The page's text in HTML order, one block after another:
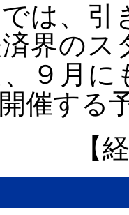
は、引
界のス
９月に
催する
【